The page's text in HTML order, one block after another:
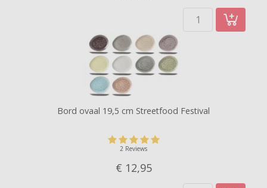
Bord ovaal 19,5 cm Streetfood Festival
2 Reviews
€ 12,95